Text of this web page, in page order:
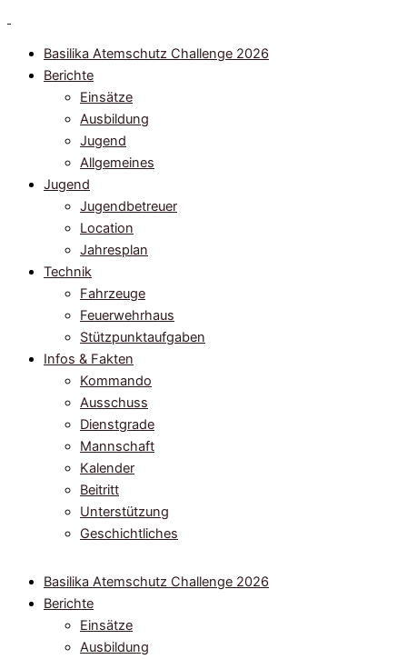
springenBasilika Atemschutz Challenge 2026
Berichte
Einsätze
Ausbildung
Jugend
Allgemeines
Jugend
Jugendbetreuer
Location
Jahresplan
Technik
Fahrzeuge
Feuerwehrhaus
Stützpunktaufgaben
Infos & Fakten
Kommando
Ausschuss
Dienstgrade
Mannschaft
Kalender
Beitritt
Unterstützung
Geschichtliches
Basilika Atemschutz Challenge 2026
Berichte
Einsätze
Ausbildung